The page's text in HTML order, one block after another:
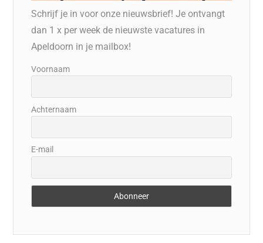
Schrijf je in voor onze nieuwsbrief! Je ontvangt
dan 1 x per week de nieuwste vacatures in
Apeldoorn in je mailbox!
Voornaam
Achternaam
E-mail